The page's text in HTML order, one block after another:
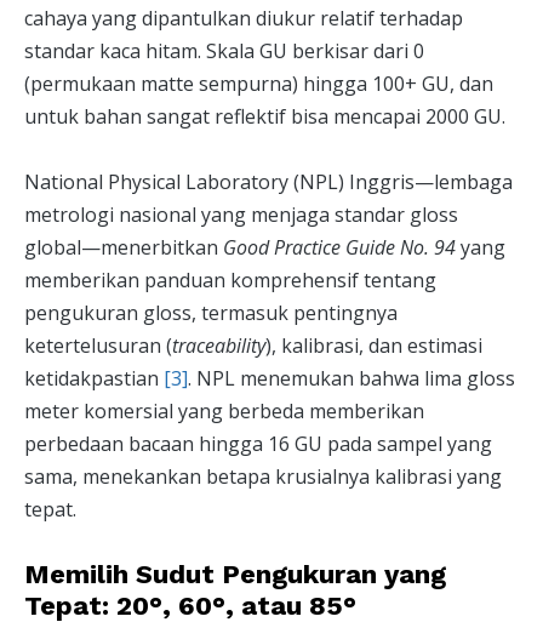
cahaya yang dipantulkan diukur relatif terhadap
standar kaca hitam. Skala GU berkisar dari 0
(permukaan matte sempurna) hingga 100+ GU, dan
untuk bahan sangat reflektif bisa mencapai 2000 GU.
National Physical Laboratory (NPL) Inggris—lembaga
metrologi nasional yang menjaga standar gloss
global—menerbitkan Good Practice Guide No. 94yang
memberikan panduan komprehensif tentang
pengukuran gloss, termasuk pentingnya
ketertelusuran (traceability), kalibrasi, dan estimasi
ketidakpastian [3]. NPL menemukan bahwa lima gloss
meter komersial yang berbeda memberikan
perbedaan bacaan hingga 16 GU pada sampel yang
sama, menekankan betapa krusialnya kalibrasi yang
tepat.
Memilih Sudut Pengukuran yang
Tepat: 20°, 60°, atau 85°